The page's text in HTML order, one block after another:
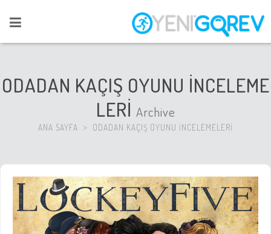
ODADAN KAÇIŞ OYUNU İNCELEME
LERİ Archive
ANA SAYFA > ODADAN KAÇIŞ OYUNU İNCELEMELERİ